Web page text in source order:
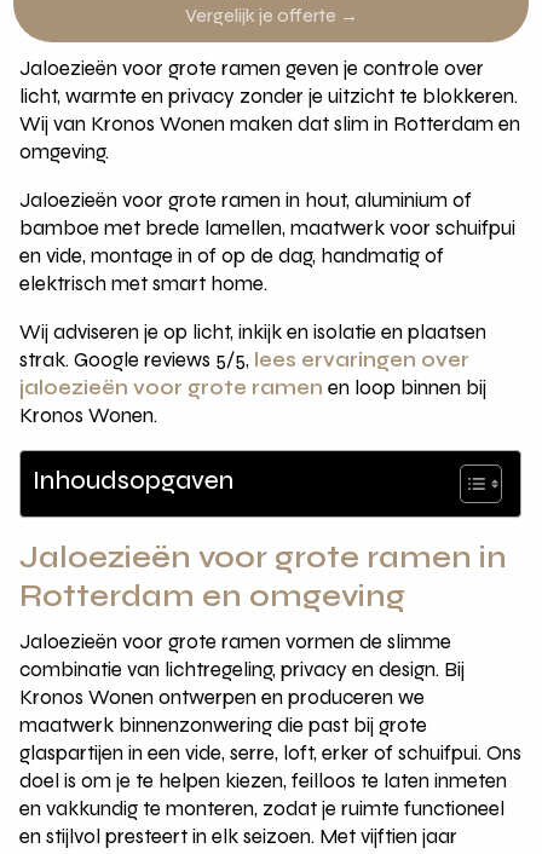
Vergelijk je offerte →
Jaloezieën voor grote ramen geven je controle over
licht, warmte en privacy zonder je uitzicht te blokkeren.
Wij van Kronos Wonen maken dat slim in Rotterdam en
omgeving.
Jaloezieën voor grote ramen in hout, aluminium of
bamboe met brede lamellen, maatwerk voor schuifpui
en vide, montage in of op de dag, handmatig of
elektrisch met smart home.
Wij adviseren je op licht, inkijk en isolatie en plaatsen
strak. Google reviews 5/5, lees ervaringen over
jaloezieën voor grote ramen en loop binnen bij
Kronos Wonen.
Inhoudsopgaven
Jaloezieën voor grote ramen in
Rotterdam en omgeving
Jaloezieën voor grote ramen vormen de slimme
combinatie van lichtregeling, privacy en design. Bij
Kronos Wonen ontwerpen en produceren we
maatwerk binnenzonwering die past bij grote
glaspartijen in een vide, serre, loft, erker of schuifpui. Ons
doel is om je te helpen kiezen, feilloos te laten inmeten
en vakkundig te monteren, zodat je ruimte functioneel
en stijlvol presteert in elk seizoen. Met vijftien jaar